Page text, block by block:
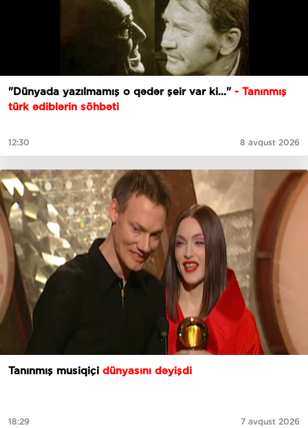
"Dünyada yazılmamış o qədər şeir var ki..." - Tanınmış
türk ədiblərin söhbəti
12:30 8 avqust 2026
Tanınmış musiqiçi dünyasını dəyişdi
18:29 7 avqust 2026